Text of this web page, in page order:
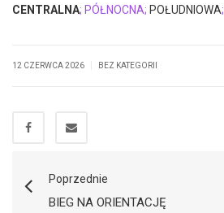
CENTRALNA; PÓŁNOCNA; POŁUDNIOWA;
12 CZERWCA 2026 BEZ KATEGORII
Poprzednie
BIEG NA ORIENTACJĘ